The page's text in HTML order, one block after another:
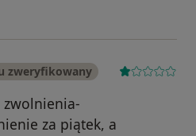
zweryfikowany
zwolnienia-
za piątek, a